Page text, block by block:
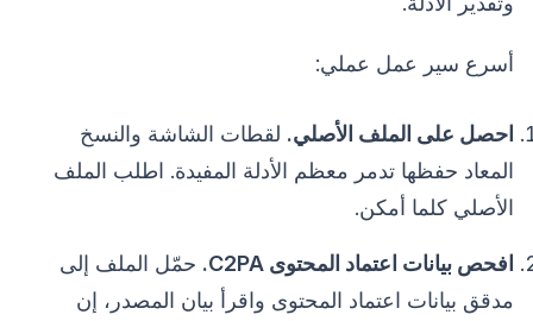
أسرع سير عمل عملي:
احصل على الملف الأصلي. لقطات الشاشة والنسخ
المعاد حفظها تدمر معظم الأدلة المفيدة. اطلب الملف
الأصلي كلما أمكن.
افحص بيانات اعتماد المحتوى C2PA.
حمّل الملف إلى
مدقق بيانات اعتماد المحتوى واقرأ بيان المصدر، إن